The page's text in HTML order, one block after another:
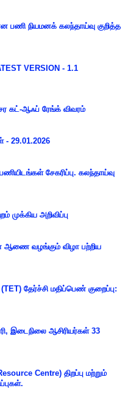
பணி நியமனக் கலந்தாய்வு குறித்த
VERSION - 1.1
கட்-ஆஃப் ரேங்க் விவரம்
- 29.01.2026
சேகரிப்பு. கலந்தாய்வு
முக்கிய அறிவிப்பு
ஆணை வழங்கும் விழா பற்றிய
தேர்ச்சி மதிப்பெண் குறைப்பு:
இடைநிலை ஆசிரியர்கள் 33
Centre) திறப்பு மற்றும்